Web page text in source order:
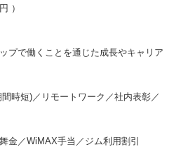
）
プで働くことを通じた成長やキャリア
時短)／リモートワーク／社内表彰／
金／WiMAX手当／ジム利用割引